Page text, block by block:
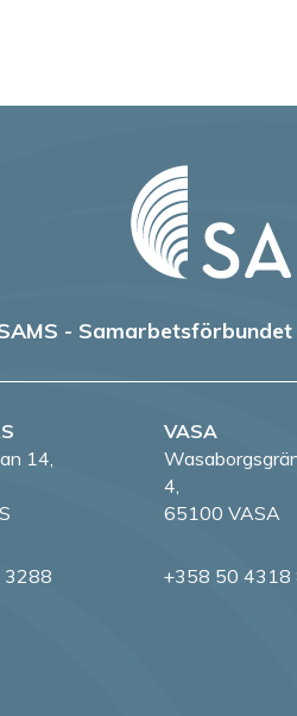
-
14,
3288
VASA
4,
65100 VASA
+358 50 4318